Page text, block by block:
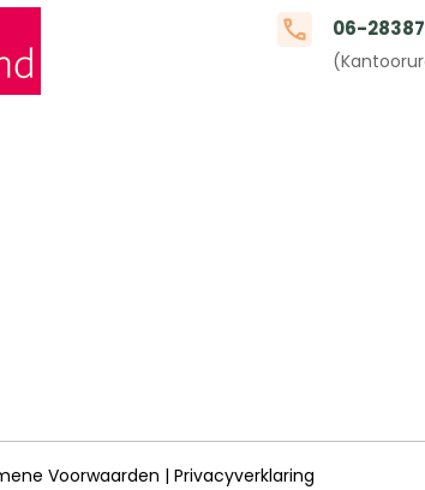
06-
Voorwaarden |Privacyverklaring